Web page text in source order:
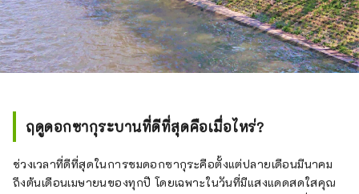
ฤดูดอกซากุระบานที่ดีที่สุดคือเมื่อไหร่?
ช่วงเวลาที่ดีที่สุดในการชมดอกซากุระคือตั้งแต่ปลายเดือนมีนาคม
ถึงต้นเดือนเมษายนของทุกปี โดยเฉพาะในวันที่มีแสงแดดสดใสคุณ